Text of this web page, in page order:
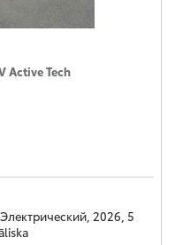
Active Tech
2026, 5